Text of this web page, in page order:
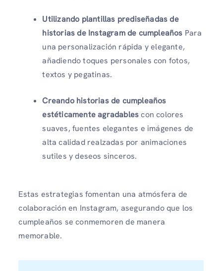
Utilizando plantillas prediseñadas de
historias de Instagram de cumpleaños Para
una personalización rápida y elegante,
añadiendo toques personales con fotos,
textos y pegatinas.
Creando historias de cumpleaños
estéticamente agradablescon colores
suaves, fuentes elegantes e imágenes de
alta calidad realzadas por animaciones
sutiles y deseos sinceros.
Estas estrategias fomentan una atmósfera de
colaboración en Instagram, asegurando que los
cumpleaños se conmemoren de manera
memorable.